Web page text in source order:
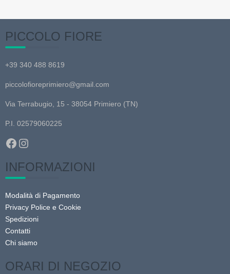
varianti.
opzioni
essere
scelte
del
PICCOLO FIORE
+39 340 488 8619
piccolofioreprimiero@gmail.com
Via Terrabugio, 15 - 38054 Primiero (TN)
P.I. 02579060225
Facebook
Instagram
INFORMAZIONI
Modalità di Pagamento
Privacy Police e Cookie
Spedizioni
Contatti
Chi siamo
ORARI DI NEGOZIO